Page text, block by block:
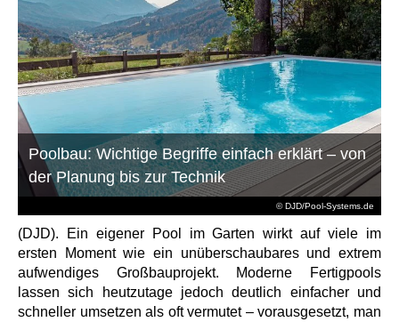
© DJD/Pool-Systems.de
Poolbau: Wichtige Begriffe einfach erklärt – von
der Planung bis zur Technik
(DJD). Ein eigener Pool im Garten wirkt auf viele im
ersten Moment wie ein unüberschaubares und extrem
aufwendiges Großbauprojekt. Moderne Fertigpools
lassen sich heutzutage jedoch deutlich einfacher und
schneller umsetzen als oft vermutet – vorausgesetzt, man